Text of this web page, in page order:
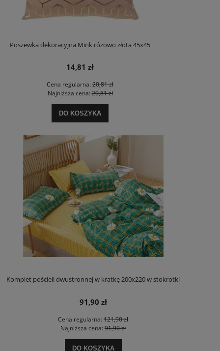
Poszewka dekoracyjna Mink różowo złota 45x45
14,81 zł
Cena regularna: 20,81 zł
Najniższa cena:20,81 zł
DO KOSZYKA
Komplet pościeli dwustronnej w kratkę 200x220 w stokrotki
91,90 zł
Cena regularna: 121,90 zł
Najniższa cena: 91,90 zł
DO KOSZYKA